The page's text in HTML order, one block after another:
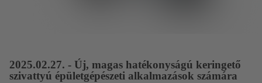
2025.02.27. - Új, magas hatékonyságú keringető
szivattyú épületgépészeti alkalmazások számára